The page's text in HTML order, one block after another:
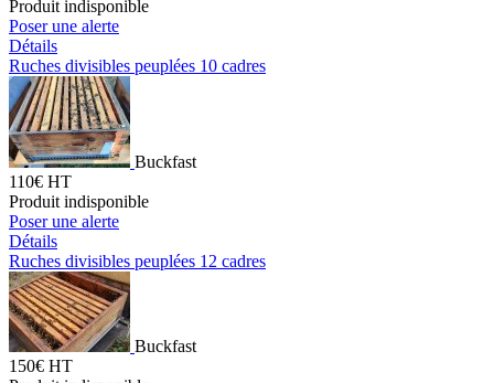
Produit indisponible
Poser une alerte
Détails
Ruches divisibles peuplées 10 cadres
Buckfast
110€ HT
Produit indisponible
Poser une alerte
Détails
Ruches divisibles peuplées 12 cadres
Buckfast
150€ HT